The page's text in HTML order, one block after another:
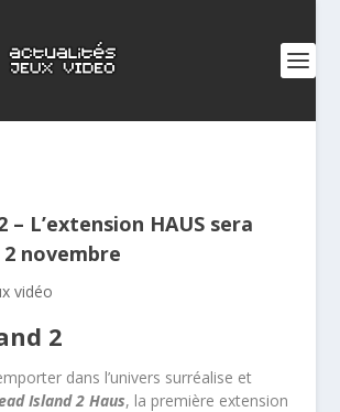
– L’extension HAUS sera
novembre
vidéo
2
dans l’univers surréalise et
Island 2 Haus, la première extension